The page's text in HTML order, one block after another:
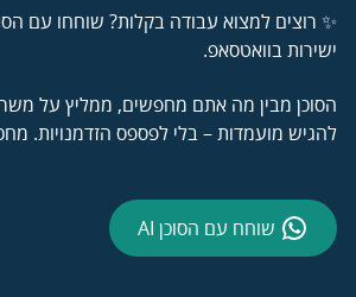
✨ רוצים למצוא עבודה בקלות? שוחחו עם
ישירות בוואטסאפ.
הסוכן מבין מה אתם מחפשים, ממליץ על
להגיש מועמדות – בלי לפספס הזדמנויות.
שוחח עם הסוכן AI